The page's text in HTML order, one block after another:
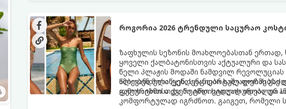
როგორია 2026 ტრენდული საცურაო
ზაფხულის სეზონის მოახლოებასთან ერთად,
ყოველი ქალბატონისთვის აქტუალური და
წელი პლაჟის მოდაში ნამდვილ რევოლუციას
ამბობენ მოსაწყენ, სტანდარტულ ფორმებზე
ფუტურიზმისა და რეტრო სტილის იდეალურ
წლევანდელი ტენდენციები საშუალებას
გამოხატოთ თქვენი ინდივიდუალურობა და
კომფორტულად იგრძნოთ. გაიგეთ, რომელი